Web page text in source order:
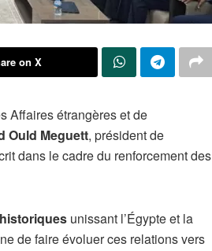
on X
Affaires étrangères et de
Ould Meguett, président de
dans le cadre du renforcement des
unissant l’Égypte et la
de faire évoluer ces relations vers